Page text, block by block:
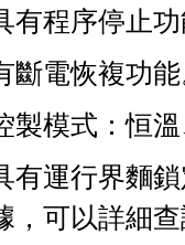
有程序停止功能
斷電恢複功能
製模式：恒溫
有運行界麵鎖
，可以詳細